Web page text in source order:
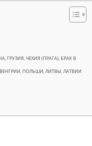
ГРУЗИЯ, ЧЕХИЯ (ПРАГА), БРАК В
ПОЛЬШИ, ЛИТВЫ, ЛАТВИИ